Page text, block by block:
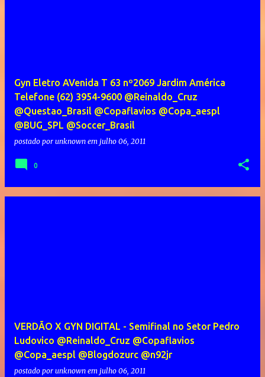
Gyn Eletro AVenida T 63 nº2069 Jardim América
Telefone (62) 3954-9600 @Reinaldo_Cruz
@Questao_Brasil @Copaflavios @Copa_aespl
@BUG_SPL @Soccer_Brasil
postado por unknown em julho 06, 2011
0
VERDÃO X GYN DIGITAL - Semifinal no Setor Pedro
Ludovico @Reinaldo_Cruz @Copaflavios
@Copa_aespl @Blogdozurc @n92jr
postado por unknown em julho 06, 2011